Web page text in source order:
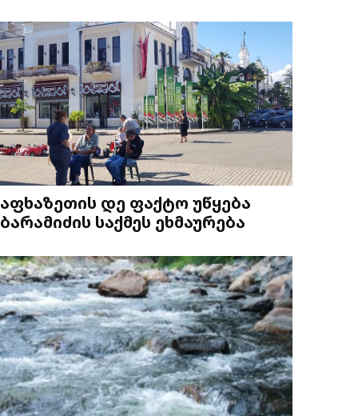
აფხაზეთის დე ფაქტო უწყება
ბარამიძის საქმეს ეხმაურება